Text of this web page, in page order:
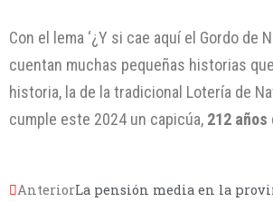
Con el lema ‘¿Y si cae aquí el Gordo de
cuentan muchas pequeñas historias
historia, la de la tradicional Lotería de
cumple este 2024 un capicúa, 212
AnteriorLa pensión media en la